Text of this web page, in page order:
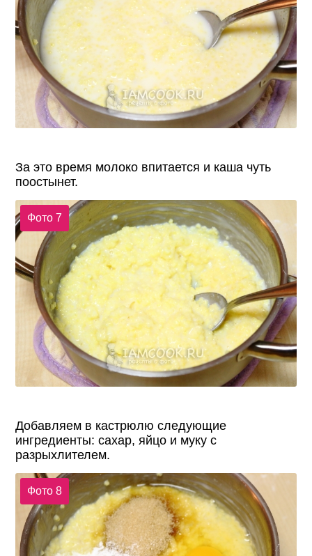
За это время молоко впитается и каша чуть
поостынет.
Фото 7
Добавляем в кастрюлю следующие
ингредиенты: сахар, яйцо и муку с
разрыхлителем.
Фото 8